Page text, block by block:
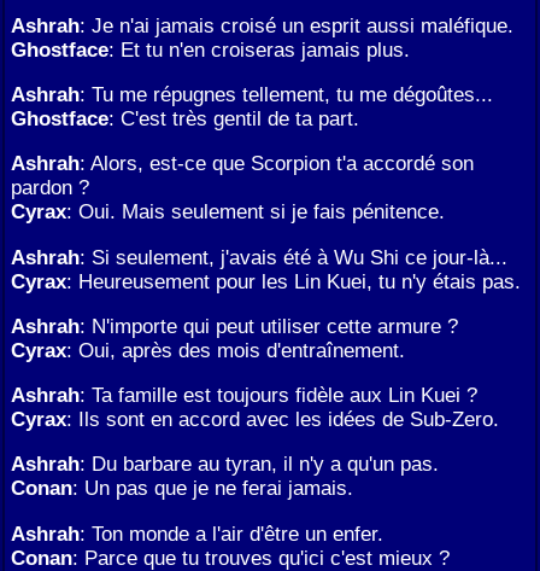
Ashrah: Je n'ai jamais croisé un esprit aussi maléfique.
Ghostface: Et tu n'en croiseras jamais plus.
Ashrah: Tu me répugnes tellement, tu me dégoûtes...
Ghostface: C'est très gentil de ta part.
Ashrah: Alors, est-ce que Scorpion t'a accordé son
pardon ?
Cyrax: Oui. Mais seulement si je fais pénitence.
Ashrah: Si seulement, j'avais été à Wu Shi ce jour-là...
Cyrax: Heureusement pour les Lin Kuei, tu n'y étais pas.
Ashrah: N'importe qui peut utiliser cette armure ?
Cyrax: Oui, après des mois d'entraînement.
Ashrah: Ta famille est toujours fidèle aux Lin Kuei ?
Cyrax: Ils sont en accord avec les idées de Sub-Zero.
Ashrah: Du barbare au tyran, il n'y a qu'un pas.
Conan: Un pas que je ne ferai jamais.
Ashrah: Ton monde a l'air d'être un enfer.
Conan: Parce que tu trouves qu'ici c'est mieux ?